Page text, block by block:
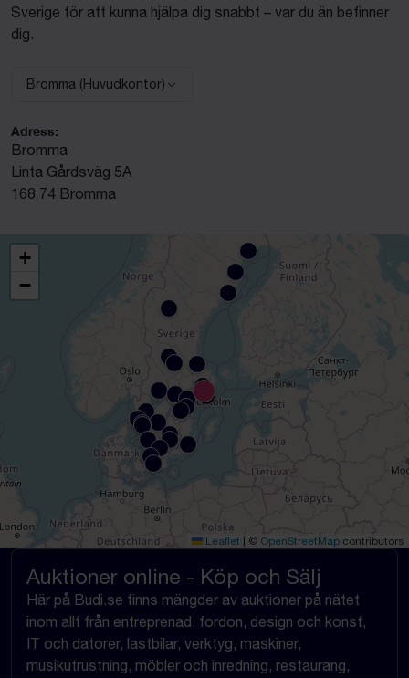
Sverige för att kunna hjälpa dig snabbt – var du än befinner
dig.
Välj anläggning:
Bromma (Huvudkontor)
Adress:
Bromma
Linta Gårdsväg 5A
168 74 Bromma
+
−
Leaflet © OpenStreetMap contributors
Auktioner online - Köp och Sälj
Här på Budi.se finns mängder av auktioner på nätet
inom allt från entreprenad, fordon, design och konst,
IT och datorer, lastbilar, verktyg, maskiner,
musikutrustning, möbler och inredning, restaurang,